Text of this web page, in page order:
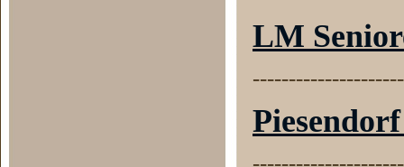
LM
Piesendorf